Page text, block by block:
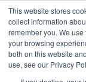
This website stores
collect information
remember you. We
your browsing
both on this website
use, see our Privacy
Skip
to
content
2155 9055